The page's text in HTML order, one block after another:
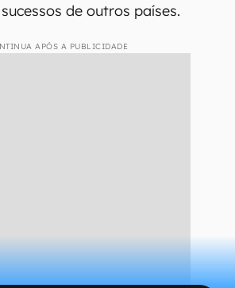
de outros países.
APÓS A PUBLICIDADE